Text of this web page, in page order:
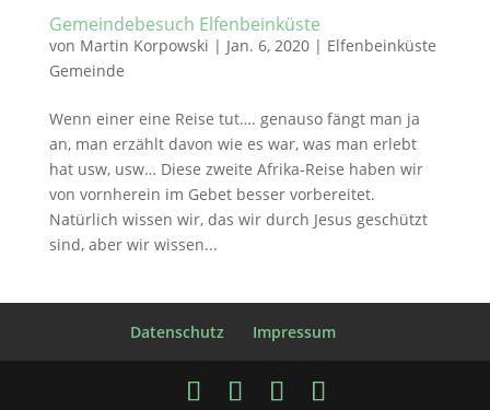
Gemeindebesuch Elfenbeinküste
von Martin Korpowski | Jan. 6, 2020| Elfenbeinküste
Gemeinde
Wenn einer eine Reise tut…. genauso fängt man ja
an, man erzählt davon wie es war, was man erlebt
hat usw, usw… Diese zweite Afrika-Reise haben wir
von vornherein im Gebet besser vorbereitet.
Natürlich wissen wir, das wir durch Jesus geschützt
sind, aber wir wissen...
Datenschutz Impressum